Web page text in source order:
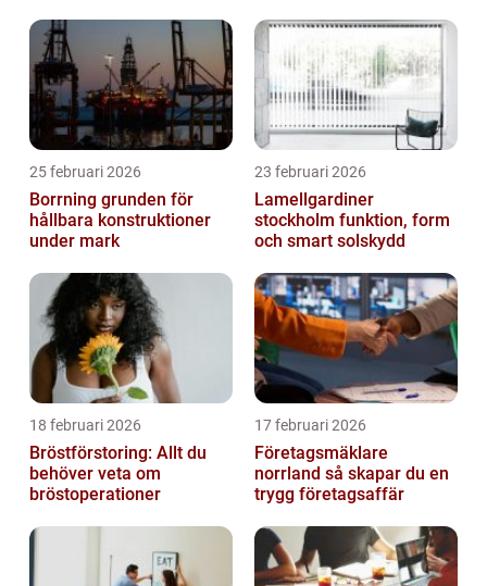
25 februari 2026
Borrning grunden för
hållbara konstruktioner
under mark
23 februari 2026
Lamellgardiner
stockholm funktion, form
och smart solskydd
18 februari 2026
Bröstförstoring: Allt du
behöver veta om
bröstoperationer
17 februari 2026
Företagsmäklare
norrland så skapar du en
trygg företagsaffär